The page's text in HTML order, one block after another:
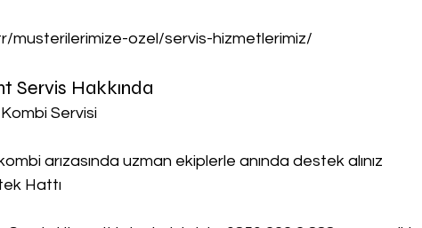
musterilerimize-ozel/servis-hizmetlerimiz/
Servis Hakkında
Servisi
arızasında uzman ekiplerle anında destek alınız
Hattı